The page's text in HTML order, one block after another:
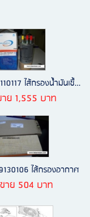
ไส้กรองน้ำมันเชื้...
ย 1,555 บาท
ไส้กรองอากาศ
าย 504 บาท